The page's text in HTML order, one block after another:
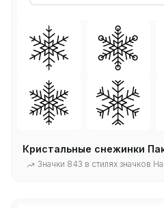
Кристальные снежинки
Значки 843 в стилях значков